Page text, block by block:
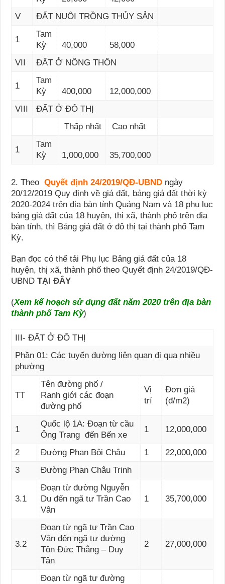
V
ĐẤT NUÔI TRỒNG THỦY SẢN
1
Tam
Kỳ
40,000
58,000
VII
ĐẤT Ở NÔNG THÔN
1
Tam
Kỳ
400,000
12,000,000
VIII
ĐẤT Ở ĐÔ THỊ
Thấp nhất
Cao nhất
1
Tam
Kỳ
1,000,000 35,700,000
2. TheoQuyết định 24/2019/QĐ-UBND ngày
20/12/2019 Quy định về giá đất, bảng giá đất thời kỳ
2020-2024 trên địa bàn tỉnh Quảng Nam và 18 phụ lục
bảng giá đất của 18 huyện, thị xã, thành phố trên địa
bàn tỉnh, thì Bảng giá đất ở đô thị tại thành phố Tam
Kỳ.
Bạn đọc có thể tải Phụ lục Bảng giá đất của 18
huyện, thị xã, thành phố theo Quyết định 24/2019/QĐ-
UBNDTẠI ĐÂY
(Xem kế hoạch sử dụng đất năm 2020 trên địa bàn
thành phố Tam Kỳ)
III- ĐẤT Ở ĐÔ THỊ
Phần 01: Các tuyến đường liên quan đi qua nhiều
phường
TT
Tên đường phố /
Ranh giới các đoạn
đường phố
Vị
trí
Đơn giá
(đ/m2)
1
Quốc lộ 1A: Đoạn từ cầu
Ông Trang đến Bến xe
1 12,000,000
2 Ðường Phan Bội Châu 1
22,000,000
3
Đường Phan Châu Trinh
3.1
Đoạn từ đường Nguyễn
Du đến ngã tư Trần Cao
Vân
1 35,700,000
3.2
Đoạn từ ngã tư Trần Cao
Vân đến ngã tư đường
Tôn Đức Thắng – Duy
Tân
2 27,000,000
Đoạn từ ngã tư đường